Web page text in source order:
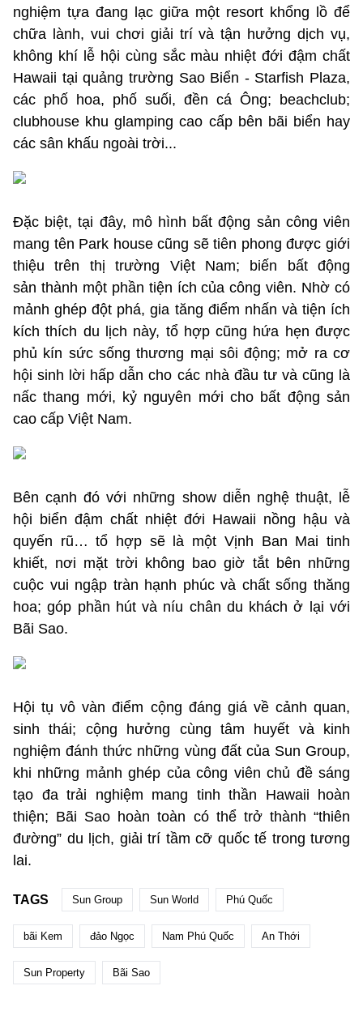
nghiệm tựa đang lạc giữa một resort khổng lồ để
chữa lành, vui chơi giải trí và tận hưởng dịch vụ,
không khí lễ hội cùng sắc màu nhiệt đới đậm chất
Hawaii tại quảng trường Sao Biển - Starfish Plaza,
các phố hoa, phố suối, đền cá Ông; beachclub;
clubhouse khu glamping cao cấp bên bãi biển hay
các sân khấu ngoài trời...
Đặc biệt, tại đây, mô hình bất động sản công viên
mang tên Park house cũng sẽ tiên phong được giới
thiệu trên thị trường Việt Nam; biến bất động
sản thành một phần tiện ích của công viên. Nhờ có
mảnh ghép đột phá, gia tăng điểm nhấn và tiện ích
kích thích du lịch này, tổ hợp cũng hứa hẹn được
phủ kín sức sống thương mại sôi động; mở ra cơ
hội sinh lời hấp dẫn cho các nhà đầu tư và cũng là
nấc thang mới, kỷ nguyên mới cho bất động sản
cao cấp Việt Nam.
Bên cạnh đó với những show diễn nghệ thuật, lễ
hội biển đậm chất nhiệt đới Hawaii nồng hậu và
quyến rũ… tổ hợp sẽ là một Vịnh Ban Mai tinh
khiết, nơi mặt trời không bao giờ tắt bên những
cuộc vui ngập tràn hạnh phúc và chất sống thăng
hoa; góp phần hút và níu chân du khách ở lại với
Bãi Sao.
Hội tụ vô vàn điểm cộng đáng giá về cảnh quan,
sinh thái; cộng hưởng cùng tâm huyết và kinh
nghiệm đánh thức những vùng đất của Sun Group,
khi những mảnh ghép của công viên chủ đề sáng
tạo đa trải nghiệm mang tinh thần Hawaii hoàn
thiện; Bãi Sao hoàn toàn có thể trở thành “thiên
đường” du lịch, giải trí tầm cỡ quốc tế trong tương
lai.
TAGS Sun Group Sun World Phú Quốc
bãi Kem đảo Ngọc Nam Phú Quốc An Thới
Sun Property Bãi Sao